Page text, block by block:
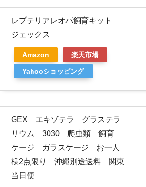
レプテリアレオパ飼育キット
ジェックス
Amazon 楽天市場
Yahooショッピング
GEX エキゾテラ グラステラ
リウム 3030 爬虫類 飼育
ケージ ガラスケージ お一人
様2点限り 沖縄別途送料 関東
当日便